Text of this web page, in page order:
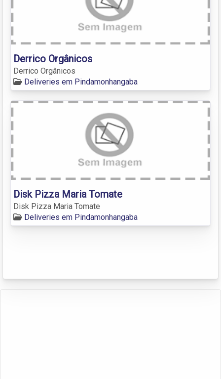
Derrico Orgânicos
Derrico Orgânicos
Deliveries em Pindamonhangaba
Disk Pizza Maria Tomate
Disk Pizza Maria Tomate
Deliveries em Pindamonhangaba